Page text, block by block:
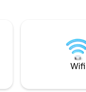
Au
petit
Wifi